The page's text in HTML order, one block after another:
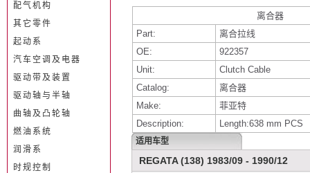
离合器
Part:
离合拉线
OE:
922357
Unit:
Clutch Cable
Catalog:
离合器
Make:
菲亚特
Description:
Length:638 mm PCS
适用车型
REGATA (138) 1983/09 - 1990/12
配气机构
其它零件
起动系
汽车空调及电器
驱动带及装置
驱动轴与半轴
曲轴及凸轮轴
燃油系统
润滑系
时规控制